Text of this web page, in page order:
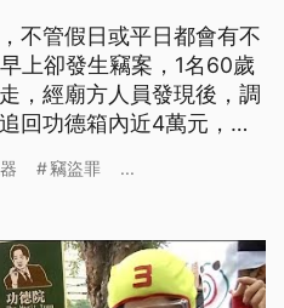
不管假日或平日都會有不
上卻發生竊案，1名60歲
，經廟方人員發現後，調
回功德箱內近4萬元，由
竊盜罪 ...